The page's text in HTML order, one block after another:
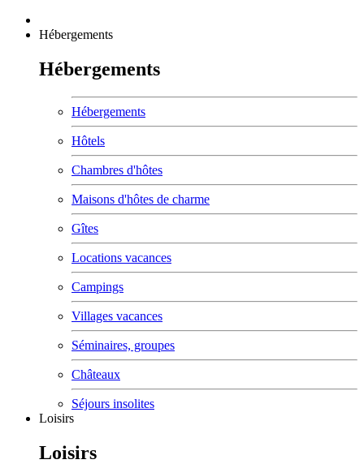
Hébergements
Hébergements
Hébergements
Hôtels
Chambres d'hôtes
Maisons d'hôtes de charme
Gîtes
Locations vacances
Campings
Villages vacances
Séminaires, groupes
Châteaux
Séjours insolites
Loisirs
Loisirs